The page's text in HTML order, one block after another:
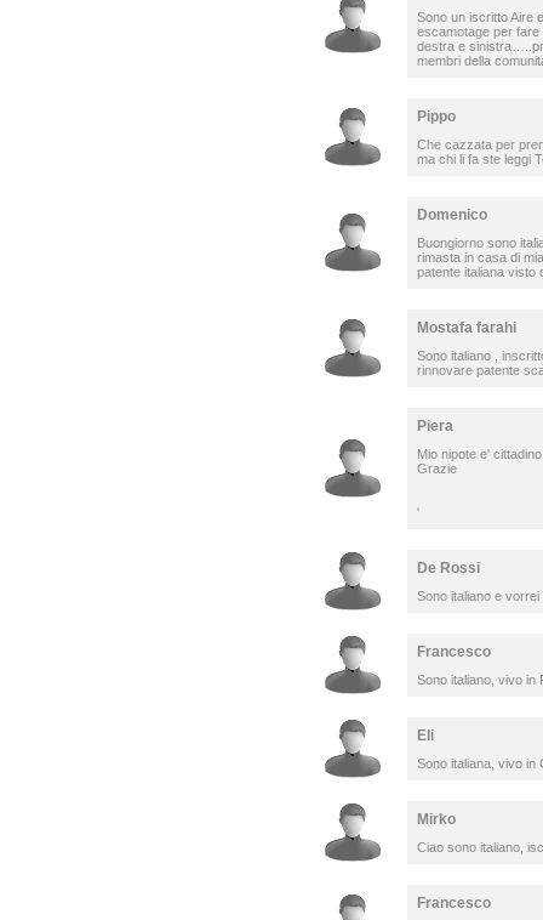
Sono un iscritto Aire
escamotage per fare
destra e
membri della
Pippo
Che cazzata per
ma chi li fa ste leggi
Domenico
Buongiorno sono
rimasta in casa di
patente italiana visto
Mostafa farahi
Sono italiano ,
rinnovare patente
Piera
Mio nipote e'
Grazie
'
De Rossi
Sono italiano e
Francesco
Sono italiano, vivo in
Eli
Sono italiana, vivo in
Mirko
Ciao sono italiano,
Francesco